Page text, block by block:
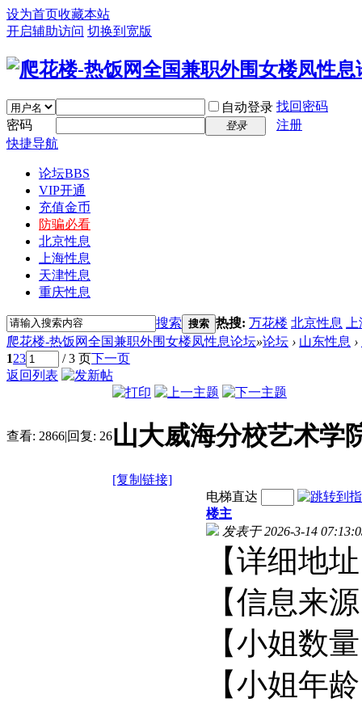
设为首页收藏本站
开启辅助访问 切换到宽版
自动登录 找回密码
密码
登录
注册
快捷导航
论坛BBS
VIP开通
充值金币
防骗必看
北京性息
上海性息
天津性息
重庆性息
搜索 搜索 热搜: 万花楼 北京性息
爬花楼-热饭网全国兼职外围女楼凤性息论坛»论坛 › 山东性息 ›
123 / 3 页下一页
返回列表
查看: 2866|回复: 26山大威海分校艺术学
[复制链接]
电梯直达
楼主
发表于 2026-3-14
【详细
【信息
【小姐
【小姐